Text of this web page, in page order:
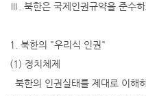
Ⅲ. 북한은 국제인권규약을 준수
1. 북한의 "우리식 인권"
(1) 정치체제
북한의 인권실태를 제대로 이해